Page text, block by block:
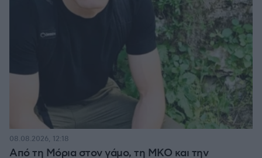
Από τη Μόρια στον γάμο, τη ΜΚΟ και την
08.08.2026, 12:18